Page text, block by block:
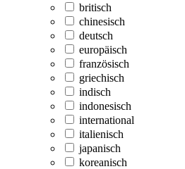
britisch
chinesisch
deutsch
europäisch
französisch
griechisch
indisch
indonesisch
international
italienisch
japanisch
koreanisch